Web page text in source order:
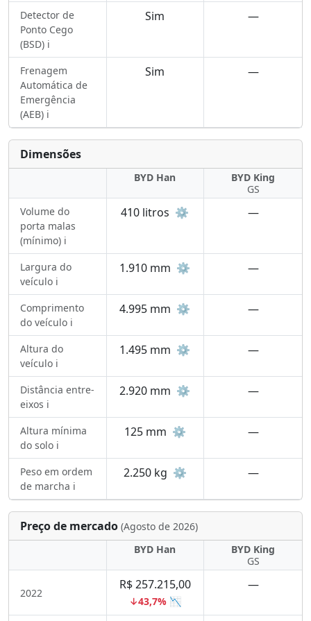
Detector de
Ponto Cego
(BSD) ℹ️
Sim —
Frenagem
Automática de
Emergência
(AEB) ℹ️
Sim —
Dimensões
BYD Han
BYD King
GS
Volume do
porta malas
(mínimo) ℹ️
410 litros ⚙️ —
Largura do
veículo ℹ️
1.910 mm ⚙️ —
Comprimento
do veículo ℹ️
4.995 mm ⚙️ —
Altura do
veículo ℹ️
1.495 mm ⚙️ —
Distância entre-
eixos ℹ️
2.920 mm ⚙️ —
Altura mínima
do solo ℹ️
125 mm ⚙️ —
Peso em ordem
de marcha ℹ️
2.250 kg ⚙️ —
Preço de mercado (Agosto de 2026)
BYD Han
BYD King
GS
2022
R$ 257.215,00
↓43,7% 📉
—